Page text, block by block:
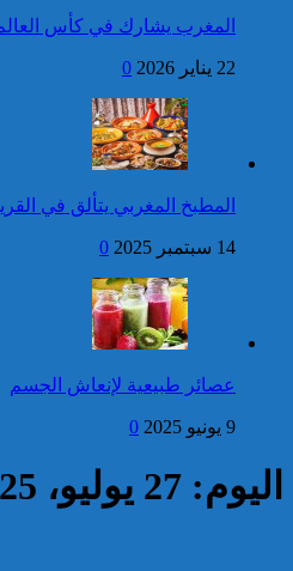
برقية تهنئة إلى جلالة الملك
من الأمين العام لجامعة
الدول العربية بمناسبة عيد
فتح بحث للتحقق من الأفعال
الإجرامية المنسوبة لأربع وعشرين
شخصا للاشتباه في تورطهم في
الامتناع عن القيام بعمل من أعمال
وظيفتهم بغرض الارتشاء
واستغلال النفوذ
إحصائيات مكافحة الجريمة ..
استمرار ارتفاع معدل الزجر
بالعنف
كاريكاتير
المغرب يشارك في كأس العالم
22 يناير 2026 0
المطبخ المغربي يتألق في
14 سبتمبر 2025 0
عصائر طبيعية لإنعاش الجسم
9 يونيو 2025 0
اليوم: 27 يوليو، 2025